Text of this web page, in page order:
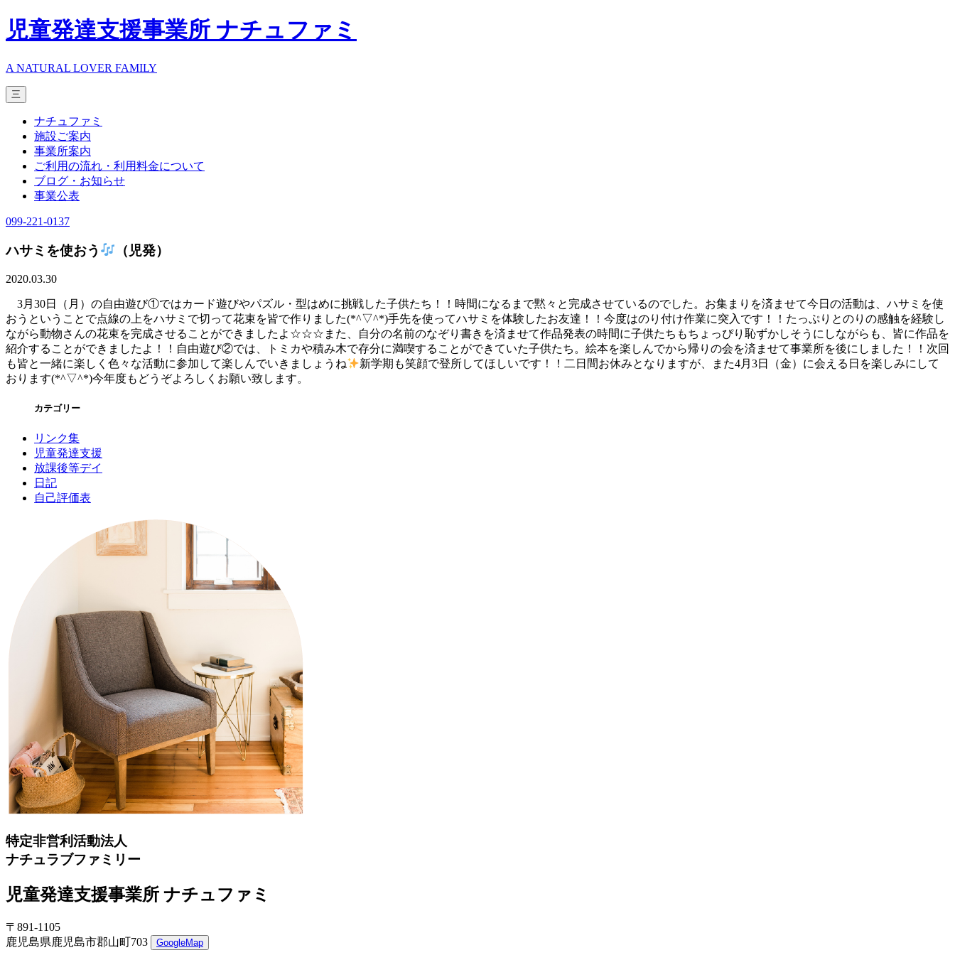
児童発達支援事業所 ナチュファミ
A NATURAL LOVER FAMILY
三
ナチュファミ
施設ご案内
事業所案内
ご利用の流れ・利用料金について
ブログ・お知らせ
事業公表
099-221-0137
ハサミを使おう （児発）
2020.03.30
3月30日（月）の自由遊び①ではカード遊びやパズル・型はめに挑戦した子供たち！！時間になるまで黙々と完成させているのでした。お集まりを済ませて今日の活動は、ハサミを使
おうということで点線の上をハサミで切って花束を皆で作りました(*^▽^*)手先を使ってハサミを体験したお友達！！今度はのり付け作業に突入です！！たっぷりとのりの感触を経験し
ながら動物さんの花束を完成させることができましたよ☆☆☆また、自分の名前のなぞり書きを済ませて作品発表の時間に子供たちもちょっぴり恥ずかしそうにしながらも、皆に作品を
紹介することができましたよ！！自由遊び②では、トミカや積み木で存分に満喫することができていた子供たち。絵本を楽しんでから帰りの会を済ませて事業所を後にしました！！次回
も皆と一緒に楽しく色々な活動に参加して楽しんでいきましょうね
新学期も笑顔で登所してほしいです！！二日間お休みとなりますが、また4月3日（金）に会える日を楽しみにして
おります(*^▽^*)今年度もどうぞよろしくお願い致します。
カテゴリー
リンク集
児童発達支援
放課後等デイ
日記
自己評価表
特定非営利活動法人
ナチュラブファミリー
児童発達支援事業所 ナチュファミ
〒891-1105
鹿児島県鹿児島市郡山町703
GoogleMap